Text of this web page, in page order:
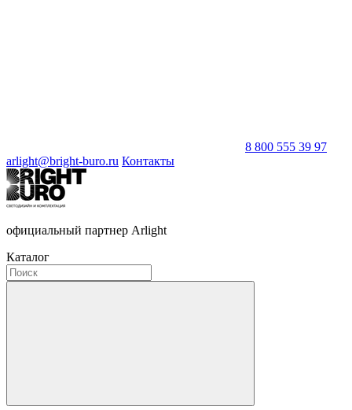
8 800 555 39 97
arlight@bright-buro.ru Контакты
официальный партнер Arlight
Каталог